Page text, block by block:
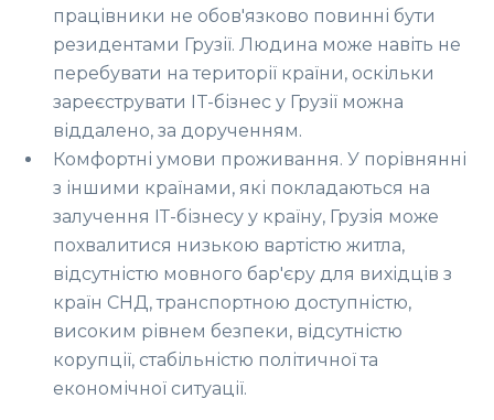
працівники не обов'язково повинні бути
резидентами Грузії. Людина може навіть не
перебувати на території країни, оскільки
зареєструвати IT-бізнес у Грузії можна
віддалено, за дорученням.
Комфортні умови проживання. У порівнянні
з іншими країнами, які покладаються на
залучення ІТ-бізнесу у країну, Грузія може
похвалитися низькою вартістю житла,
відсутністю мовного бар'єру для вихідців з
країн СНД, транспортною доступністю,
високим рівнем безпеки, відсутністю
корупції, стабільністю політичної та
економічної ситуації.